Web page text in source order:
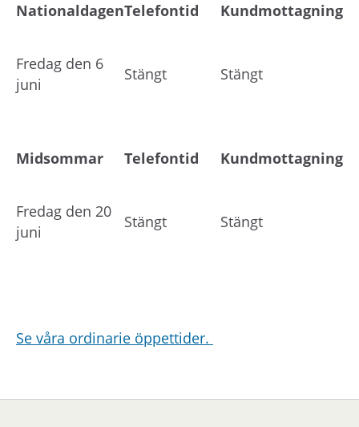
NationaldagenTelefontid Kundmottagning
Fredag den 6
juni
Stängt Stängt
Midsommar Telefontid Kundmottagning
Fredag den 20
juni
Stängt Stängt
Se våra ordinarie öppettider.